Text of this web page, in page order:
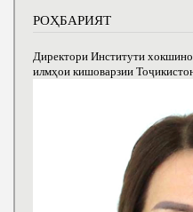
РОҲБАРИЯТ
Директори Институти
илмҳои кишоварзии